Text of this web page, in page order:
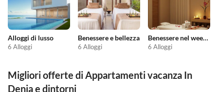
Alloggi di lusso
6 Alloggi
Benessere e bellezza
6 Alloggi
Benessere nel weekend
6 Alloggi
Migliori offerte di Appartamenti vacanza In
Denia e dintorni